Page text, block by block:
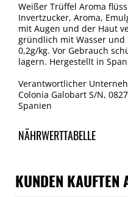
Weißer Trüffel Aroma
Invertzucker, Aroma,
mit Augen und der Haut
gründlich mit Wasser und
0,2g/kg. Vor Gebrauch
lagern. Hergestellt in
Verantwortlicher
Colonia Galobart S/N,
Spanien
NÄHRWERTTABELLE
je 100g
Brennwert
KUNDEN KAUFTEN